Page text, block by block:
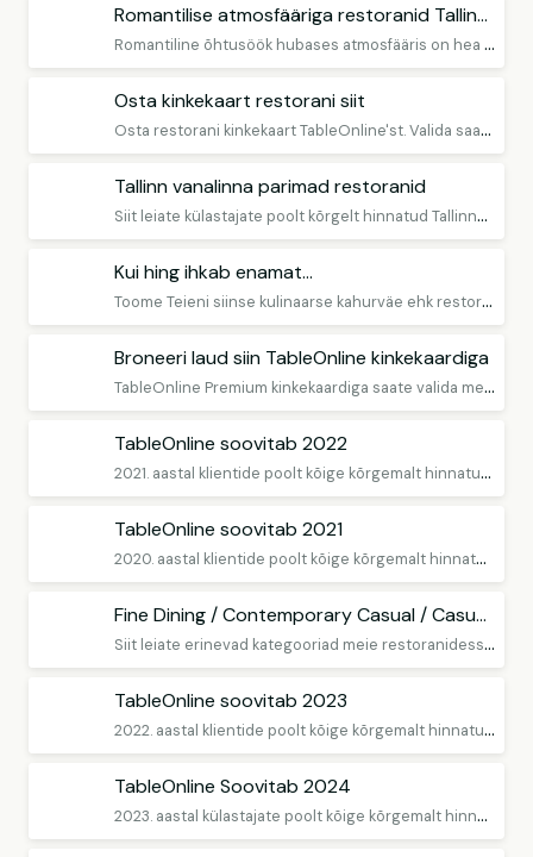
Romantilise atmosfääriga restoranid Tallinnas
R
omantiline õhtusöök hubases atmosfääris on hea võimalus oma kallimaga kvaliteetaega veeta ja maitsvat toitu nautida.
Osta kinkekaart restorani siit
O
sta restorani kinkekaart TableOnline'st. Valida saab 2 erineva kinkekaardi vahel: TableOnline kinkekaart Premium - Avatud kinkekaart, mille puhul restorani valite alles hiljem ning TableOnline kinkekaart Selected - Kinkekaart kindlasse restorani.
Tallinn vanalinna parimad restoranid
S
iit leiate külastajate poolt kõrgelt hinnatud Tallinna vanalinna restoranid.
Kui hing ihkab enamat...
T
oome Teieni siinse kulinaarse kahurväe ehk restoranid, mis on korduvalt pärjatud Eesti ja Baltikumi parimateks. Avasta Eesti restoranimaastiku koorekiht!
Broneeri laud siin TableOnline kinkekaardiga
T
ableOnline Premium kinkekaardiga saate valida meie restoranide hulgast meelepärase restorani, mis aktsepteerib TableOnline'i kinkekaarti. Kinkekaarti saab kasutada kõikides nii Eesti kui Soome restoranides, kes seda teenust pakuvad. Vaadake nende restoranide loendit allpool..
TableOnline soovitab 2022
2
021. aastal klientide poolt kõige kõrgemalt hinnatud restoranid
TableOnline soovitab 2021
2
020. aastal klientide poolt kõige kõrgemalt hinnatud restoranid
Fine Dining / Contemporary Casual / Casual Dining
S
iit leiate erinevad kategooriad meie restoranidesse, et saaksite teha lihtsama valiku vastavalt oma sündmusele ja meeleolule.
TableOnline soovitab 2023
2
022. aastal klientide poolt kõige kõrgemalt hinnatud restoranid
TableOnline Soovitab 2024
2
023. aastal külastajate poolt kõige kõrgemalt hinnatud restoranid